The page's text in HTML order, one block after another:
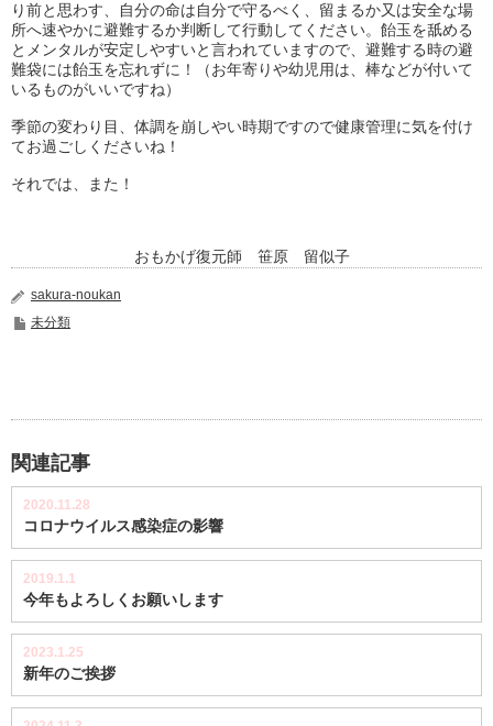
り前と思わす、自分の命は自分で守るべく、 留まるか又は安全な場
所へ速やかに避難するか判断して行動してく ださい。 飴玉を舐める
とメンタルが安定しやすいと言われていますので、 避難する時の避
難袋には飴玉を忘れずに！（お年寄りや幼児用は、 棒などが付いて
いるものがいいですね）
季節の変わり目、 体調を崩しやい時期ですので健康管理に気を付け
てお過ごしくださ いね！
それでは、また！
おもかげ復元師 笹原 留似子
sakura-noukan
未分類
関連記事
2020.11.28
コロナウイルス感染症の影響
2019.1.1
今年もよろしくお願いします
2023.1.25
新年のご挨拶